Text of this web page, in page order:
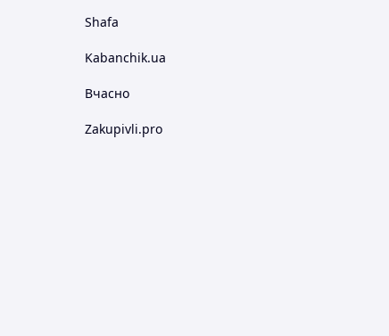
Shafa
Kabanchik.ua
Вчасно
Zakupivli.pro